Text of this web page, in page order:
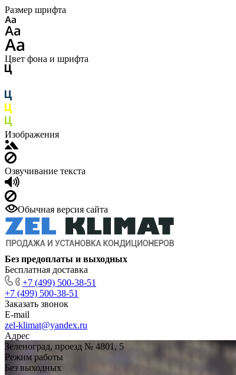
Размер шрифта
Цвет фона и шрифта
Изображения
Озвучивание текста
Обычная версия сайта
Без предоплаты и выходных
Бесплатная доставка
+7 (499) 500-38-51
+7 (499) 500-38-51
Заказать звонок
E-mail
zel-klimat@yandex.ru
Адрес
Зеленоград, проезд № 4801, 5
Режим работы
Без выходных